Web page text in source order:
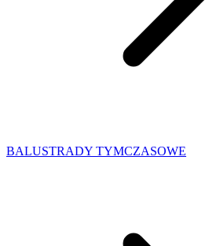
BALUSTRADY TYMCZASOWE